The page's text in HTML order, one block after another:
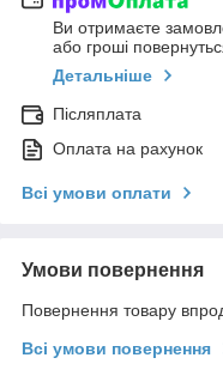
Ви отримаєте
або гроші
Детальніше
Післяплата
Оплата на рахунок
Всі умови оплати
Умови повернення
Повернення товару
Всі умови повернення